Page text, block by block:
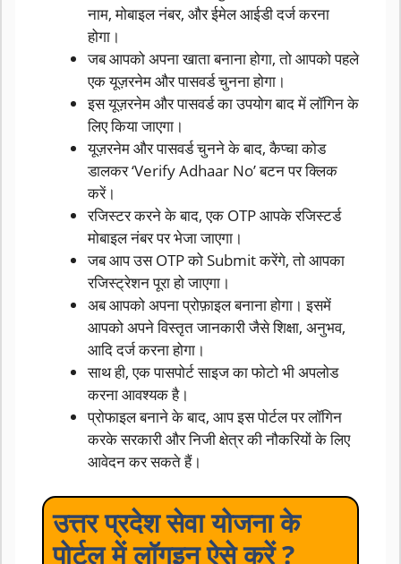
नाम, मोबाइल नंबर, और ईमेल आईडी दर्ज करना
होगा।
जब आपको अपना खाता बनाना होगा, तो आपको पहले
एक यूज़रनेम और पासवर्ड चुनना होगा।
इस यूज़रनेम और पासवर्ड का उपयोग बाद में लॉगिन के
लिए किया जाएगा।
यूज़रनेम और पासवर्ड चुनने के बाद, कैप्चा कोड
डालकर ‘Verify Adhaar No’ बटन पर क्लिक
करें।
रजिस्टर करने के बाद, एक OTP आपके रजिस्टर्ड
मोबाइल नंबर पर भेजा जाएगा।
जब आप उस OTP को Submit करेंगे, तो आपका
रजिस्ट्रेशन पूरा हो जाएगा।
अब आपको अपना प्रोफ़ाइल बनाना होगा। इसमें
आपको अपने विस्तृत जानकारी जैसे शिक्षा, अनुभव,
आदि दर्ज करना होगा।
साथ ही, एक पासपोर्ट साइज का फोटो भी अपलोड
करना आवश्यक है।
प्रोफाइल बनाने के बाद, आप इस पोर्टल पर लॉगिन
करके सरकारी और निजी क्षेत्र की नौकरियों के लिए
आवेदन कर सकते हैं।
उत्तर प्रदेश सेवा योजना के
पोर्टल में लॉगइन ऐसे करें ?